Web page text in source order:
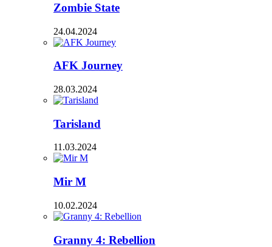
Zombie State
24.04.2024
AFK Journey
28.03.2024
Tarisland
11.03.2024
Mir M
10.02.2024
Granny 4: Rebellion